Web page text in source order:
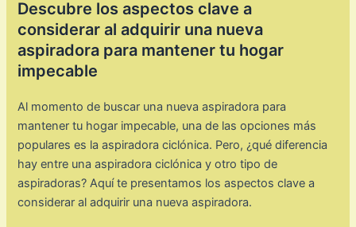
Descubre los aspectos clave a
considerar al adquirir una nueva
aspiradora para mantener tu hogar
impecable
Al momento de buscar una nueva aspiradora para
mantener tu hogar impecable, una de las opciones más
populares es la aspiradora ciclónica. Pero, ¿qué diferencia
hay entre una aspiradora ciclónica y otro tipo de
aspiradoras? Aquí te presentamos los aspectos clave a
considerar al adquirir una nueva aspiradora.